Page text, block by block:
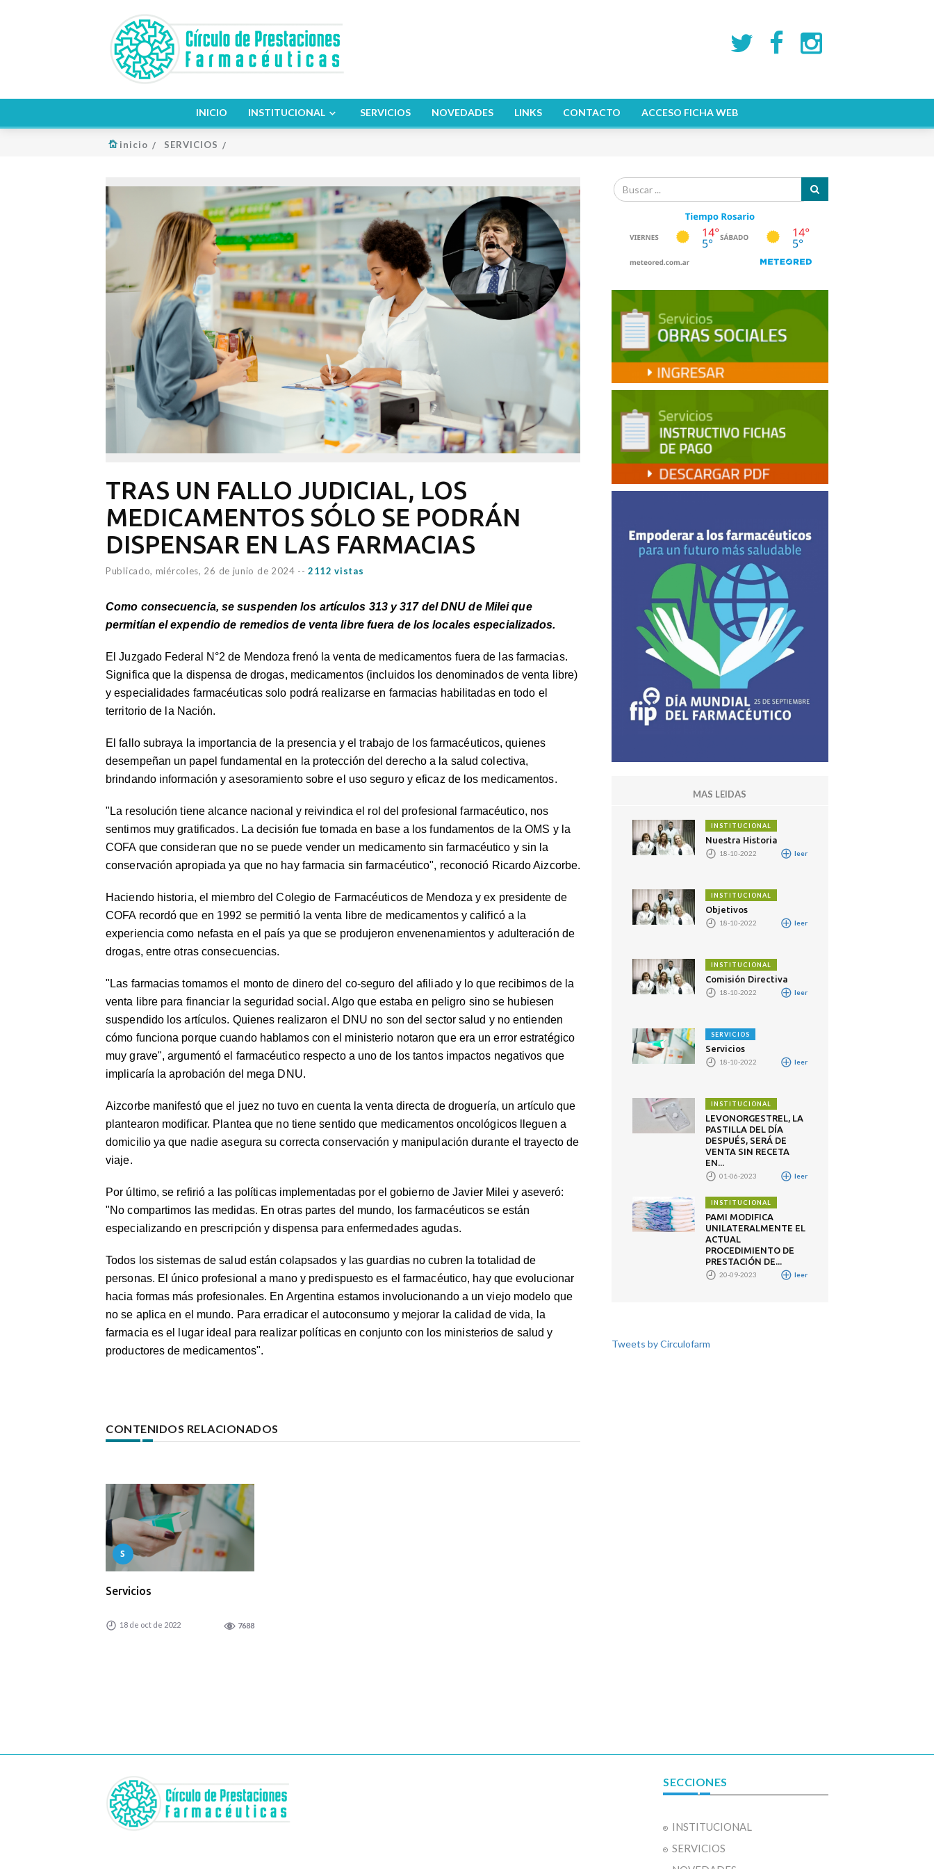
INICIO INSTITUCIONAL SERVICIOS NOVEDADES LINKS CONTACTO ACCESO FICHA WEB
inicio SERVICIOS
TRAS UN FALLO JUDICIAL, LOS
MEDICAMENTOS SÓLO SE PODRÁN
DISPENSAR EN LAS FARMACIAS
Publicado, miércoles, 26 de junio de 2024 -- 2112 vistas
Como consecuencia, se suspenden los artículos 313 y 317 del DNU de Milei que
permitían el expendio de remedios de venta libre fuera de los locales especializados.
El Juzgado Federal N°2 de Mendoza frenó la venta de medicamentos fuera de las farmacias.
Significa que la dispensa de drogas, medicamentos (incluidos los denominados de venta libre)
y especialidades farmacéuticas solo podrá realizarse en farmacias habilitadas en todo el
territorio de la Nación.
El fallo subraya la importancia de la presencia y el trabajo de los farmacéuticos, quienes
desempeñan un papel fundamental en la protección del derecho a la salud colectiva,
brindando información y asesoramiento sobre el uso seguro y eficaz de los medicamentos.
"La resolución tiene alcance nacional y reivindica el rol del profesional farmacéutico, nos
sentimos muy gratificados. La decisión fue tomada en base a los fundamentos de la OMS y la
COFA que consideran que no se puede vender un medicamento sin farmacéutico y sin la
conservación apropiada ya que no hay farmacia sin farmacéutico", reconoció Ricardo Aizcorbe.
Haciendo historia, el miembro del Colegio de Farmacéuticos de Mendoza y ex presidente de
COFA recordó que en 1992 se permitió la venta libre de medicamentos y calificó a la
experiencia como nefasta en el país ya que se produjeron envenenamientos y adulteración de
drogas, entre otras consecuencias.
"Las farmacias tomamos el monto de dinero del co-seguro del afiliado y lo que recibimos de la
venta libre para financiar la seguridad social. Algo que estaba en peligro sino se hubiesen
suspendido los artículos. Quienes realizaron el DNU no son del sector salud y no entienden
cómo funciona porque cuando hablamos con el ministerio notaron que era un error estratégico
muy grave", argumentó el farmacéutico respecto a uno de los tantos impactos negativos que
implicaría la aprobación del mega DNU.
Aizcorbe manifestó que el juez no tuvo en cuenta la venta directa de droguería, un artículo que
plantearon modificar. Plantea que no tiene sentido que medicamentos oncológicos lleguen a
domicilio ya que nadie asegura su correcta conservación y manipulación durante el trayecto de
viaje.
Por último, se refirió a las políticas implementadas por el gobierno de Javier Milei y aseveró:
"No compartimos las medidas. En otras partes del mundo, los farmacéuticos se están
especializando en prescripción y dispensa para enfermedades agudas.
Todos los sistemas de salud están colapsados y las guardias no cubren la totalidad de
personas. El único profesional a mano y predispuesto es el farmacéutico, hay que evolucionar
hacia formas más profesionales. En Argentina estamos involucionando a un viejo modelo que
no se aplica en el mundo. Para erradicar el autoconsumo y mejorar la calidad de vida, la
farmacia es el lugar ideal para realizar políticas en conjunto con los ministerios de salud y
productores de medicamentos".
CONTENIDOS RELACIONADOS
S
Servicios
18 de oct de 2022 7688
MAS LEIDAS
INSTITUCIONAL
Nuestra Historia
18-10-2022 leer
INSTITUCIONAL
Objetivos
18-10-2022 leer
INSTITUCIONAL
Comisión Directiva
18-10-2022 leer
SERVICIOS
Servicios
18-10-2022 leer
INSTITUCIONAL
LEVONORGESTREL, LA
PASTILLA DEL DÍA
DESPUÉS, SERÁ DE
VENTA SIN RECETA
EN...
01-06-2023 leer
INSTITUCIONAL
PAMI MODIFICA
UNILATERALMENTE EL
ACTUAL
PROCEDIMIENTO DE
PRESTACIÓN DE...
20-09-2023 leer
Tweets by Circulofarm
SECCIONES
INSTITUCIONAL
SERVICIOS